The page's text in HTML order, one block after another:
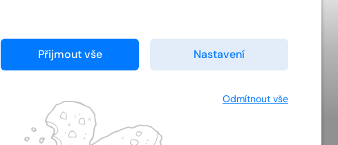
Přijmout vše Nastavení
Odmítnout vše